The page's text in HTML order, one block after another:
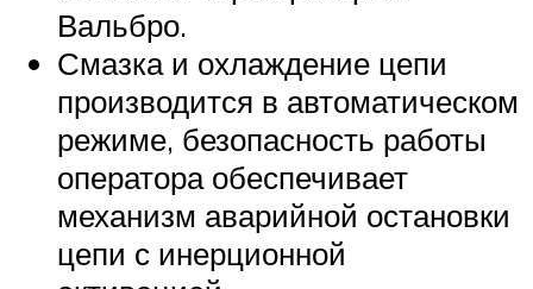
Вальбро.
Смазка и охлаждение цепи
производится в автоматическом
режиме, безопасность работы
оператора обеспечивает
механизм аварийной остановки
цепи с инерционной